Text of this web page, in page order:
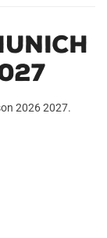
2026 2027.